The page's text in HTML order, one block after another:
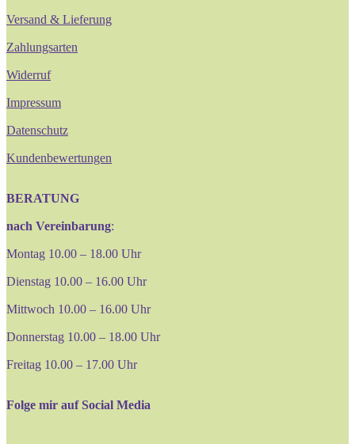
Versand & Lieferung
Zahlungsarten
Widerruf
Impressum
Datenschutz
Kundenbewertungen
BERATUNG
nach Vereinbarung:
Montag 10.00 – 18.00 Uhr
Dienstag 10.00 – 16.00 Uhr
Mittwoch 10.00 – 16.00 Uhr
Donnerstag 10.00 – 18.00 Uhr
Freitag 10.00 – 17.00 Uhr
Folge mir auf Social Media